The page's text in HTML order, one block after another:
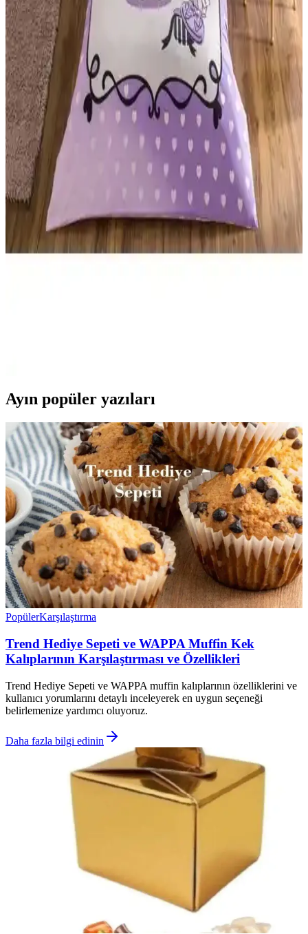
İki farklı banyo bornozunun malzeme, emicilik, dayanıklılık ve
kullanıcı memnuniyeti açısından karşılaştırması, detaylı özellikleri ve
kullanıcı yorumlarıyla birlikte sunuluyor.
Karaca Home Lavin %100 Pamuk Çift Kişilik
Nevresim Takımı Modern ve Şık Tasarım
Karaca Home’un Lavin nevresim takımı, %100 pamuklu kumaşı,
Adaçayı rengi ve modern tasarımıyla yatak odalarına şıklık ve
rahatlık katıyor. Uzun ömürlü ve kolay bakım özellikleriyle ideal bir
tercih.
Pamuklu Kapüşonlu Çocuk Bornozu: Hayvan
Figürü, Kelebek Desenli ve Yumuşak Konfor
Pamuklu kumaşlı kapüşonlu çocuk bornozu; kulaklı hayvan figürü
ve kelebek desenli pembe tonlarda, yumuşak dokusu ve cilt dostu
konforuyla banyodan sonra veya günlük kullanım için idealdir.
Bakım talimatlarına uyulursa uzun ömürlüdür. Bakım talimatlarına
Ayın popüler yazıları
PopülerKarşılaştırma
Trend Hediye Sepeti ve WAPPA Muffin Kek
Kalıplarının Karşılaştırması ve Özellikleri
Trend Hediye Sepeti ve WAPPA muffin kalıplarının özelliklerini ve
kullanıcı yorumlarını detaylı inceleyerek en uygun seçeneği
belirlemenize yardımcı oluyoruz.
Daha fazla bilgi edinin